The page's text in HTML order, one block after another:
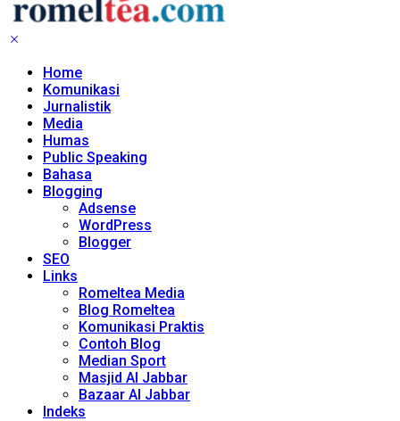
Home
Komunikasi
Jurnalistik
Media
Humas
Public Speaking
Bahasa
Blogging
Adsense
WordPress
Blogger
SEO
Links
Romeltea Media
Blog Romeltea
Komunikasi Praktis
Contoh Blog
Median Sport
Masjid Al Jabbar
Bazaar Al Jabbar
Indeks